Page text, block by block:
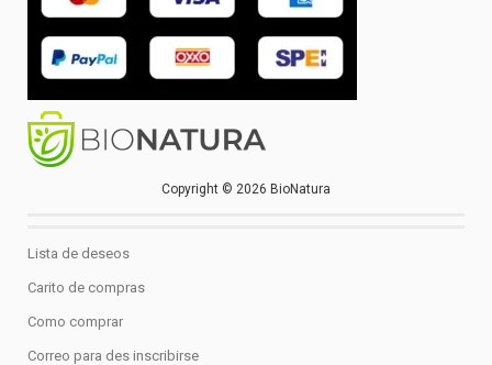
Copyright © 2026 BioNatura
Lista de deseos
Carito de compras
Como comprar
Correo para des inscribirse